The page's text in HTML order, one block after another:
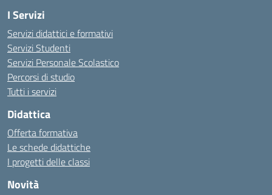
I Servizi
Servizi didattici e formativi
Servizi Studenti
Servizi Personale Scolastico
Percorsi di studio
Tutti i servizi
Didattica
Offerta formativa
Le schede didattiche
I progetti delle classi
Novità